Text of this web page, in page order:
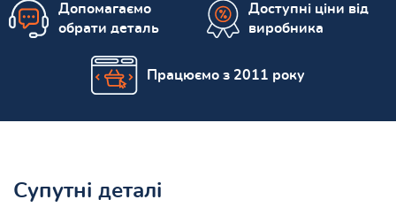
Допомагаємо
обрати деталь
Доступні ціни від
виробника
Працюємо з 2011 року
Супутні деталі